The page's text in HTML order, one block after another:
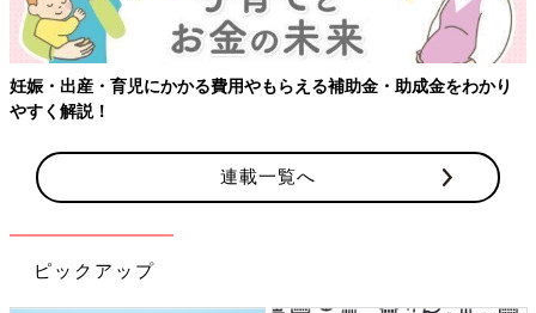
【ワクチン接種できるものも】妊婦の感染症対策、知っておいて！
連載一覧へ
ピックアップ